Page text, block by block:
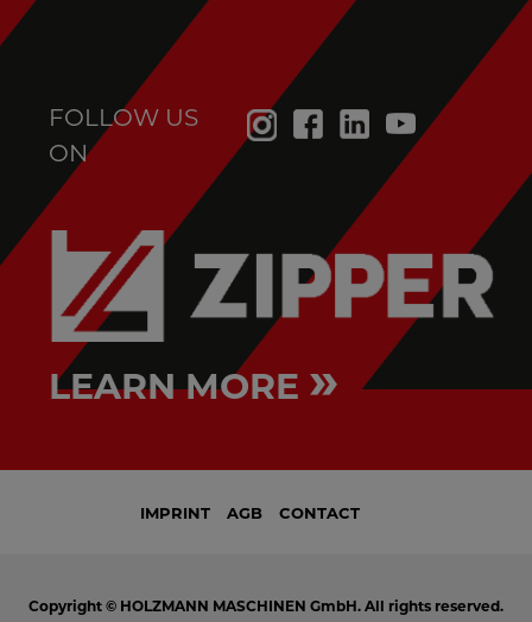
FOLLOW US
ON
LEARN MORE »
IMPRINT AGB CONTACT
Copyright © HOLZMANN MASCHINEN GmbH. All rights reserved.